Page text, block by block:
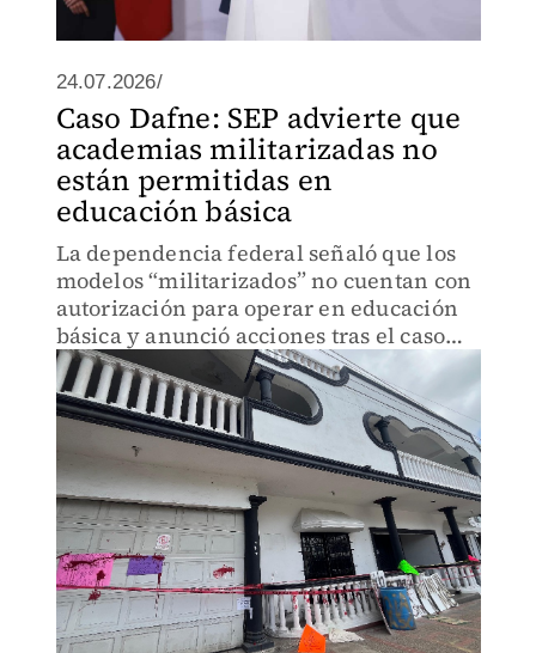
24.07.2026/
Caso Dafne: SEP advierte que
academias militarizadas no
están permitidas en
educación básica
La dependencia federal señaló que los
modelos “militarizados” no cuentan con
autorización para operar en educación
básica y anunció acciones tras el caso
ocurrido en Tamaulipas.